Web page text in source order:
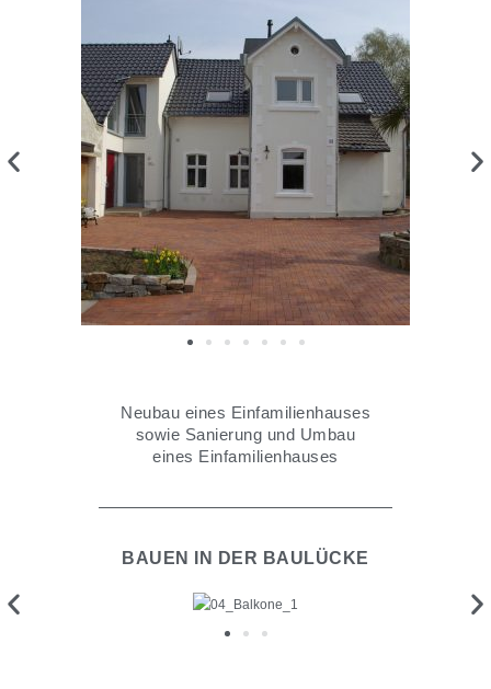
Neubau eines Einfamilienhauses
sowie Sanierung und Umbau
eines Einfamilienhauses
BAUEN IN DER BAULÜCKE